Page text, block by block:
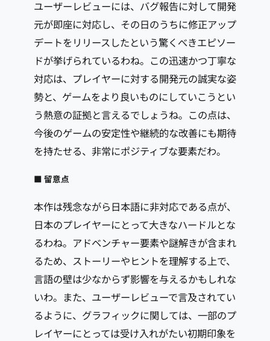
ユーザーレビューには、バグ報告に対して開発
元が即座に対応し、その日のうちに修正アップ
デートをリリースしたという驚くべきエピソー
ドが挙げられているわね。この迅速かつ丁寧な
対応は、プレイヤーに対する開発元の誠実な姿
勢と、ゲームをより良いものにしていこうとい
う熱意の証拠と言えるでしょうね。この点は、
今後のゲームの安定性や継続的な改善にも期待
を持たせる、非常にポジティブな要素だわ。
■ 留意点
本作は残念ながら日本語に非対応である点が、
日本のプレイヤーにとって大きなハードルとな
るわね。アドベンチャー要素や謎解きが含まれ
るため、ストーリーやヒントを理解する上で、
言語の壁は少なからず影響を与えるかもしれな
いわ。また、ユーザーレビューで言及されてい
るように、グラフィックに関しては、一部のプ
レイヤーにとっては受け入れがたい初期印象を